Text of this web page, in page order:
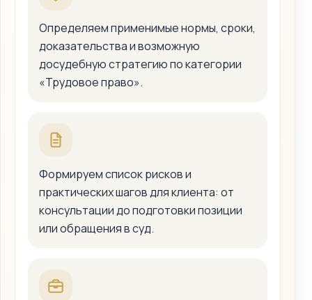
Определяем применимые нормы, сроки,
доказательства и возможную
досудебную стратегию по категории
«Трудовое право».
Формируем список рисков и
практических шагов для клиента: от
консультации до подготовки позиции
или обращения в суд.